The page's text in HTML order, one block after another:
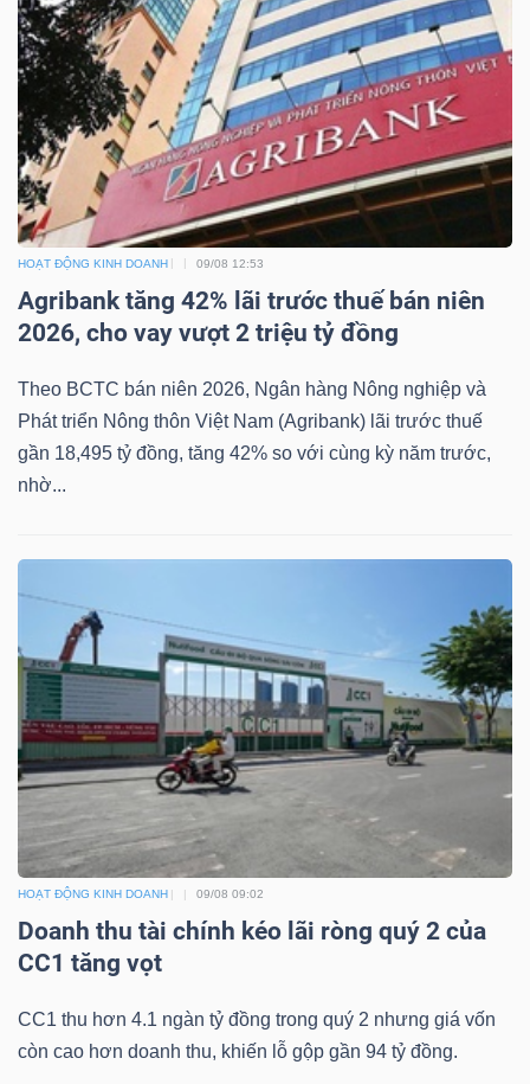
HOẠT ĐỘNG KINH DOANH 09/08 12:53
Agribank tăng 42% lãi trước thuế bán niên
2026, cho vay vượt 2 triệu tỷ đồng
Theo BCTC bán niên 2026, Ngân hàng Nông nghiệp và
Phát triển Nông thôn Việt Nam (Agribank) lãi trước thuế
gần 18,495 tỷ đồng, tăng 42% so với cùng kỳ năm trước,
nhờ...
HOẠT ĐỘNG KINH DOANH 09/08 09:02
Doanh thu tài chính kéo lãi ròng quý 2 của
CC1 tăng vọt
CC1 thu hơn 4.1 ngàn tỷ đồng trong quý 2 nhưng giá vốn
còn cao hơn doanh thu, khiến lỗ gộp gần 94 tỷ đồng.
CÔNG
NGHỆ
THÔNG
TIN
DỊCH
TRUYỀN
THÔNG
TIỆN
BẤT
ĐỘNG
SẢN
Mã
chứng
khoán
(-)
Tất cả Cổ phiếu
Lãnh
đạo